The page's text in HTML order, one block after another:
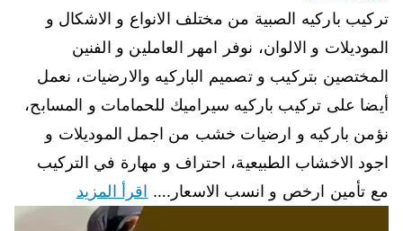
تركيب باركيه الصبية من مختلف الانواع و الاشكال و
الموديلات و الالوان، نوفر امهر العاملين و الفنين
المختصين بتركيب و تصميم الباركيه والارضيات، نعمل
أيضا على تركيب باركيه سيراميك للحمامات و المسابح،
نؤمن باركيه و ارضيات خشب من اجمل الموديلات و
اجود الاخشاب الطبيعية، احتراف و مهارة في التركيب
مع تأمين ارخص و انسب الاسعار.… اقرأ المزيد